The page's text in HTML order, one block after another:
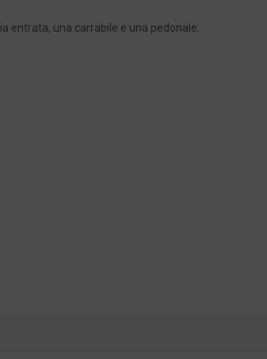
entrata, una carrabile e una pedonale.